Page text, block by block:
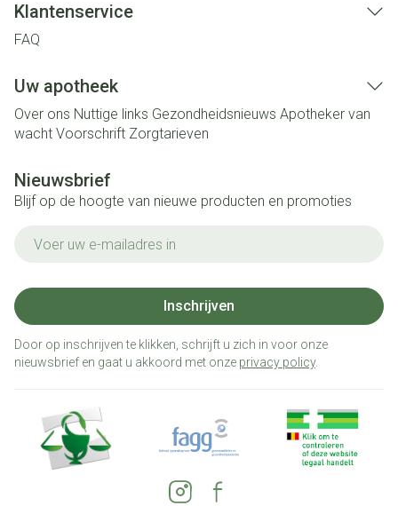
Klantenservice
FAQ
Uw apotheek
Over ons Nuttige links Gezondheidsnieuws Apotheker van
wacht Voorschrift Zorgtarieven
Nieuwsbrief
Blijf op de hoogte van nieuwe producten en promoties
Inschrijven
Door op inschrijven te klikken, schrijft u zich in voor onze
nieuwsbrief en gaat u akkoord met onze privacy policy.